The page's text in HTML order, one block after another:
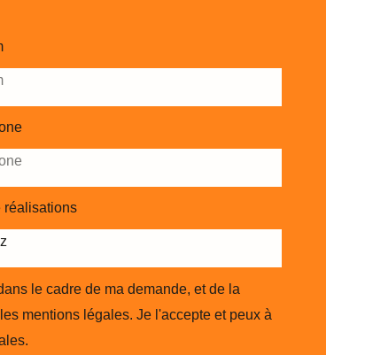
réalisations
le cadre de ma demande, et de la
mentions légales. Je l'accepte et peux à